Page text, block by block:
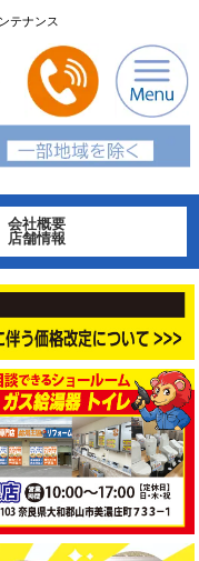
テナンス
会社概要
店舗情報